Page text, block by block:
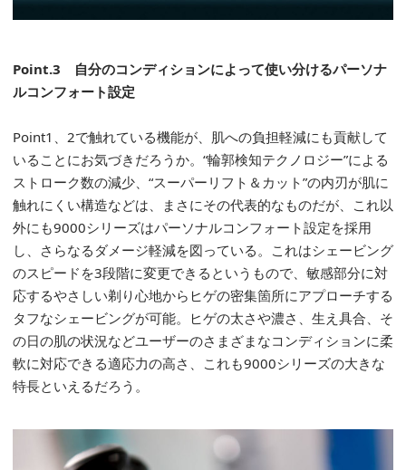
Point.3 自分のコンディションによって使い分けるパーソナ
ルコンフォート設定
Point1、2で触れている機能が、肌への負担軽減にも貢献して
いることにお気づきだろうか。“輪郭検知テクノロジー”による
ストローク数の減少、“スーパーリフト＆カット”の内刃が肌に
触れにくい構造などは、まさにその代表的なものだが、これ以
外にも9000シリーズはパーソナルコンフォート設定を採用
し、さらなるダメージ軽減を図っている。これはシェービング
のスピードを3段階に変更できるというもので、敏感部分に対
応するやさしい剃り心地からヒゲの密集箇所にアプローチする
タフなシェービングが可能。ヒゲの太さや濃さ、生え具合、そ
の日の肌の状況などユーザーのさまざまなコンディションに柔
軟に対応できる適応力の高さ、これも9000シリーズの大きな
特長といえるだろう。